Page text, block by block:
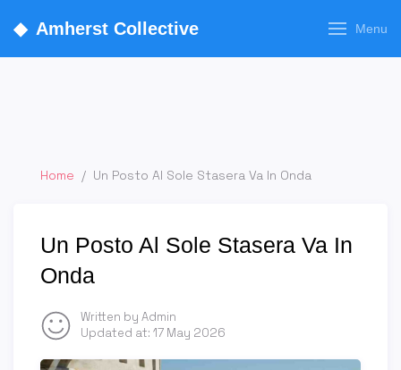
◆ Amherst Collective Menu
Home / Un Posto Al Sole Stasera Va In Onda
Un Posto Al Sole Stasera Va In
Onda
Written by Admin
Updated at: 17 May 2026